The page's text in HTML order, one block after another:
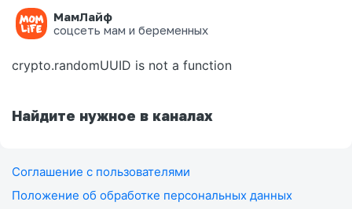
МамЛайф
соцсеть мам и беременных
Ошибка на странице
crypto.randomUUID is not a function
Найдите нужное в каналах
Соглашение с пользователями
Положение об обработке персональных данных